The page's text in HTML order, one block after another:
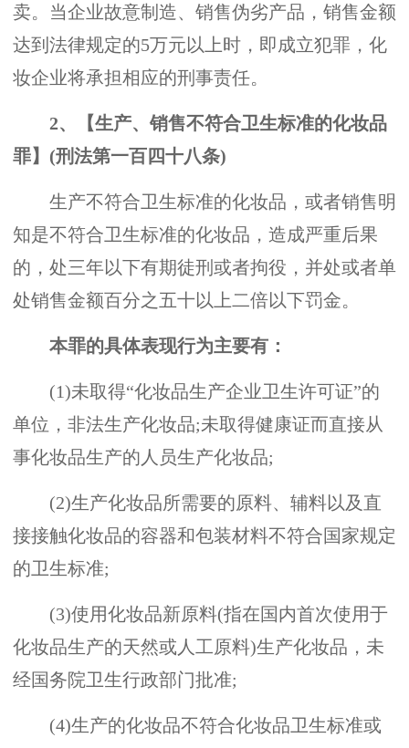
卖。当企业故意制造、销售伪劣产品，销售金额
达到法律规定的5万元以上时，即成立犯罪，化
妆企业将承担相应的刑事责任。
2、【生产、销售不符合卫生标准的化妆品
罪】(刑法第一百四十八条)
生产不符合卫生标准的化妆品，或者销售明
知是不符合卫生标准的化妆品，造成严重后果
的，处三年以下有期徒刑或者拘役，并处或者单
处销售金额百分之五十以上二倍以下罚金。
本罪的具体表现行为主要有：
(1)未取得“化妆品生产企业卫生许可证”的
单位，非法生产化妆品;未取得健康证而直接从
事化妆品生产的人员生产化妆品;
(2)生产化妆品所需要的原料、辅料以及直
接接触化妆品的容器和包装材料不符合国家规定
的卫生标准;
(3)使用化妆品新原料(指在国内首次使用于
化妆品生产的天然或人工原料)生产化妆品，未
经国务院卫生行政部门批准;
(4)生产的化妆品不符合化妆品卫生标准或